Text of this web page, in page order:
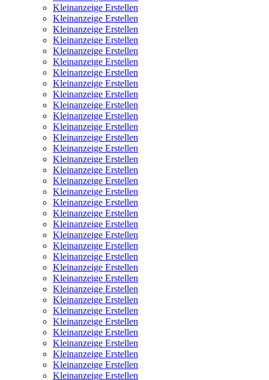
Kleinanzeige Erstellen
Kleinanzeige Erstellen
Kleinanzeige Erstellen
Kleinanzeige Erstellen
Kleinanzeige Erstellen
Kleinanzeige Erstellen
Kleinanzeige Erstellen
Kleinanzeige Erstellen
Kleinanzeige Erstellen
Kleinanzeige Erstellen
Kleinanzeige Erstellen
Kleinanzeige Erstellen
Kleinanzeige Erstellen
Kleinanzeige Erstellen
Kleinanzeige Erstellen
Kleinanzeige Erstellen
Kleinanzeige Erstellen
Kleinanzeige Erstellen
Kleinanzeige Erstellen
Kleinanzeige Erstellen
Kleinanzeige Erstellen
Kleinanzeige Erstellen
Kleinanzeige Erstellen
Kleinanzeige Erstellen
Kleinanzeige Erstellen
Kleinanzeige Erstellen
Kleinanzeige Erstellen
Kleinanzeige Erstellen
Kleinanzeige Erstellen
Kleinanzeige Erstellen
Kleinanzeige Erstellen
Kleinanzeige Erstellen
Kleinanzeige Erstellen
Kleinanzeige Erstellen
Kleinanzeige Erstellen